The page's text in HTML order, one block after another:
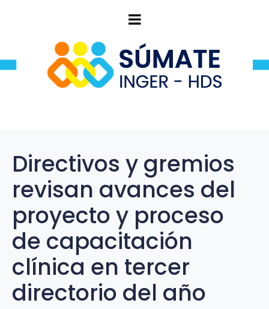
Directivos y gremios
revisan avances del
proyecto y proceso
de capacitación
clínica en tercer
directorio del año